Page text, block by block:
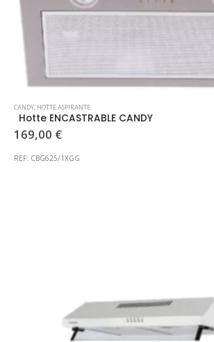
CANDY, HOTTE ASPIRANTE
Hotte ENCASTRABLE CANDY
169,00 €
REF: CBG625/1XGG